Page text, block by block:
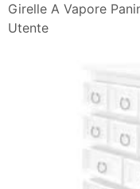
Girelle A Vapore
Utente